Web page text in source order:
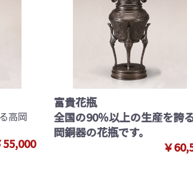
高岡
55,000
富貴花瓶
全国の90％以上の生産を誇
岡銅器の花瓶です。
￥